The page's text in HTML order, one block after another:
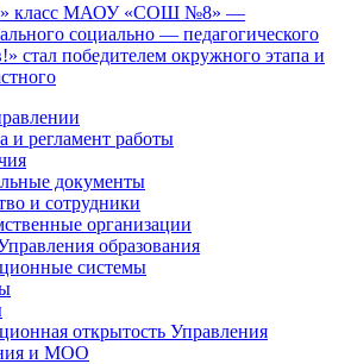
класс МАОУ «СОШ №8» —
социально — педагогического
стал победителем окружного этапа и
и регламент работы
документы
и сотрудники
организации
образования
системы
открытость Управления
и МОО